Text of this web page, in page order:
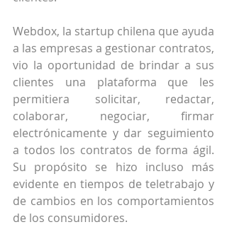
Webdox, la startup chilena que ayuda
a las empresas a gestionar contratos,
vio la oportunidad de brindar a sus
clientes una plataforma que les
permitiera solicitar, redactar,
colaborar, negociar, firmar
electrónicamente y dar seguimiento
a todos los contratos de forma ágil.
Su propósito se hizo incluso más
evidente en tiempos de teletrabajo y
de cambios en los comportamientos
de los consumidores.